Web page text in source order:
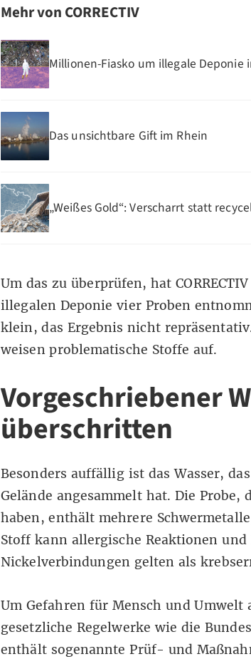
Mehr von CORRECTIV
Millionen-Fiasko um illegale Deponie
Das unsichtbare Gift im Rhein
„Weißes Gold“: Verscharrt statt
Um das zu überprüfen, hat
illegalen Deponie vier Proben
klein, das Ergebnis nicht
weisen problematische Stoffe auf.
Vorgeschriebener
überschritten
Besonders auffällig ist das Wasser,
Gelände angesammelt hat. Die Probe,
haben, enthält mehrere
Stoff kann allergische Reaktionen und
Nickelverbindungen gelten als
Um Gefahren für Mensch und Umwelt
gesetzliche Regelwerke wie die
enthält sogenannte Prüf- und